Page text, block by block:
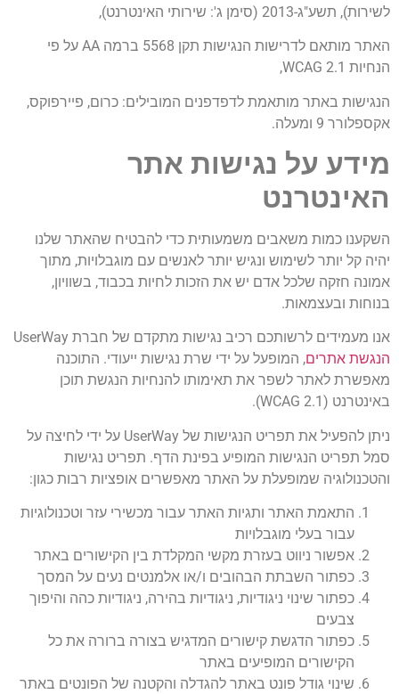
לשירות), תשע"ג-2013 (סימן ג': שירותי האינטרנט),
האתר מותאם לדרישות הנגישות תקן 5568 ברמה AA על פי
הנחיות WCAG 2.1,
הנגישות באתר מותאמת לדפדפנים המובילים: כרום, פיירפוקס,
אקספלורר 9 ומעלה.
מידע על נגישות אתר
האינטרנט
השקענו כמות משאבים משמעותית כדי להבטיח שהאתר שלנו
יהיה קל יותר לשימוש ונגיש יותר לאנשים עם מוגבלויות, מתוך
אמונה חזקה שלכל אדם יש את הזכות לחיות בכבוד, בשוויון,
בנוחות ובעצמאות.
אנו מעמידים לרשותכם רכיב נגישות מתקדם של חברת UserWay
הנגשת אתרים, המופעל על ידי שרת נגישות ייעודי. התוכנה
מאפשרת לאתר לשפר את תאימותו להנחיות הנגשת תוכן
באינטרנט (WCAG 2.1).
ניתן להפעיל את תפריט הנגישות של UserWay על ידי לחיצה על
סמל תפריט הנגישות המופיע בפינת הדף. תפריט נגישות
והטכנולוגיה שמופעלת על האתר מאפשרים אופציות רבות כגון:
התאמת האתר ותגיות האתר עבור מכשירי עזר וטכנולוגיות
עבור בעלי מוגבלויות
אפשור ניווט בעזרת מקשי המקלדת בין הקישורים באתר
כפתור השבתת הבהובים ו/או אלמנטים נעים על המסך
כפתור שינוי ניגודיות, ניגודיות בהירה, ניגודיות כהה והיפוך
צבעים
כפתור הדגשת קישורים המדגיש בצורה ברורה את כל
הקישורים המופיעים באתר
שינוי גודל פונט באתר להגדלה והקטנה של הפונטים באתר